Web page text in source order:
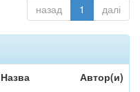
назад 1 далі
Назва Автор(и)